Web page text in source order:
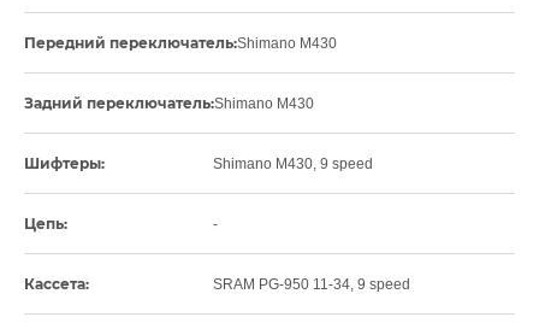
Передний переключатель:Shimano M430
Задний переключатель:Shimano M430
Шифтеры: Shimano M430, 9 speed
Цепь: -
Кассета: SRAM PG-950 11-34, 9 speed